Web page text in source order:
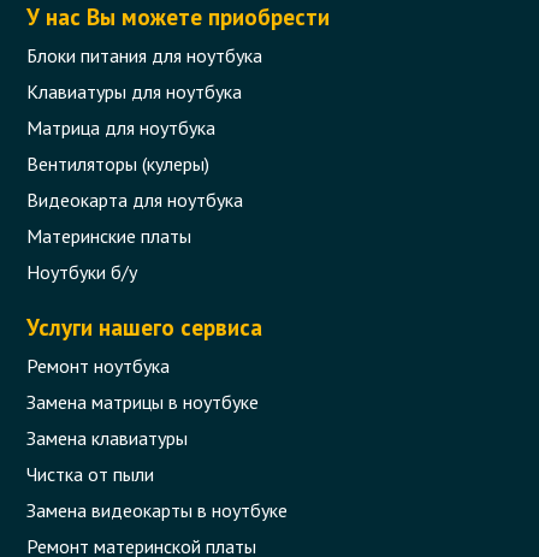
Блок питания Lenovo 90Вт (20В 4.5А
кабеля 220В)
Код товара - 09387
581 грн.
У нас Вы можете приобрести
Блоки питания для ноутбука
Клавиатуры для ноутбука
Матрица для ноутбука
Вентиляторы (кулеры)
Видеокарта для ноутбука
Материнские платы
Ноутбуки б/у
Услуги нашего сервиса
Ремонт ноутбука
Замена матрицы в ноутбуке
Замена клавиатуры
Чистка от пыли
Замена видеокарты в ноутбуке
Ремонт материнской платы